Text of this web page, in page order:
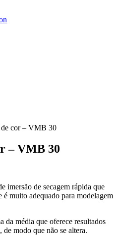
de cor – VMB 30
– VMB 30
imersão de secagem rápida que
muito adequado para modelagem
da média que oferece resultados
modo que não se altera.